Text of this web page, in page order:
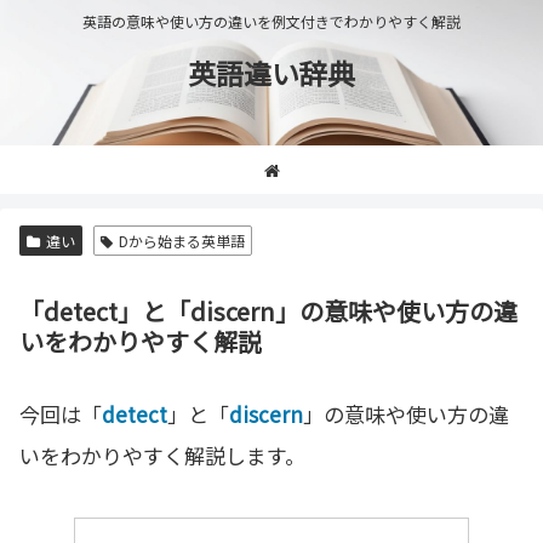
英語の意味や使い方の違いを例文付きでわかりやすく解説
英語違い辞典
違い Dから始まる英単語
「detect」と「discern」の意味や使い方の違
いをわかりやすく解説
今回は「detect」と「discern」の意味や使い方の違
いをわかりやすく解説します。